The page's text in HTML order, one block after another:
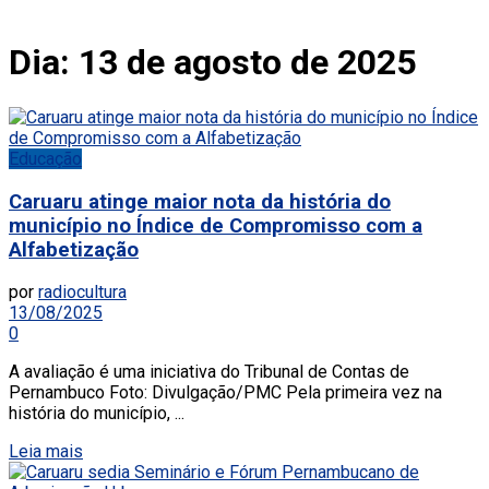
Dia: 13 de agosto de 2025
Educação
Caruaru atinge maior nota da história do
município no Índice de Compromisso com a
Alfabetização
por radiocultura
13/08/2025
0
A avaliação é uma iniciativa do Tribunal de Contas de
Pernambuco Foto: Divulgação/PMC Pela primeira vez na
história do município, ...
Leia mais